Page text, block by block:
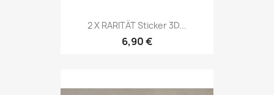
2 X RARITÄT Sticker 3D...
6,90 €